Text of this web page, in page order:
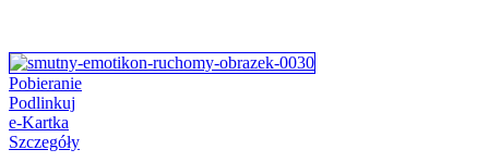
Pobieranie
Podlinkuj
e-Kartka
Szczegóły